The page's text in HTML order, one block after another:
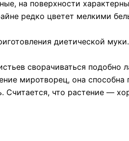
на поверхности
редко цветет мелкими
диетической муки.
сворачиваться подобно
миротворец, она способна
Считается, что растение —